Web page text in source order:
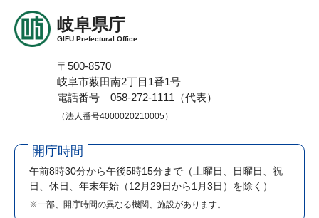
岐阜県庁
GIFU Prefectural Office
〒500-8570
岐阜市薮田南2丁目1番1号
電話番号 058-272-1111（代表）
（法人番号4000020210005）
開庁時間
午前8時30分から午後5時15分まで （土曜日、日曜日、祝
日、休日、年末年始（12月29日から1月3日）を除く）
※一部、開庁時間の異なる機関、施設があります。